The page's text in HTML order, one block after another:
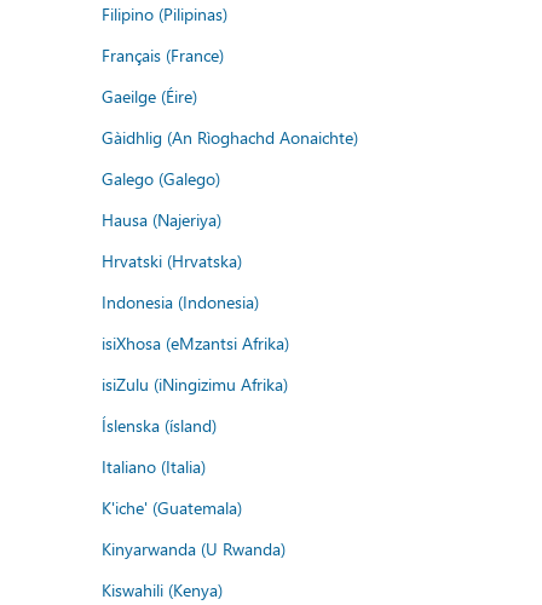
Filipino (Pilipinas)
Français (France)
Gaeilge (Éire)
Gàidhlig (An Rìoghachd Aonaichte)
Galego (Galego)
Hausa (Najeriya)
Hrvatski (Hrvatska)
Indonesia (Indonesia)
isiXhosa (eMzantsi Afrika)
isiZulu (iNingizimu Afrika)
Íslenska (ísland)
Italiano (Italia)
K'iche' (Guatemala)
Kinyarwanda (U Rwanda)
Kiswahili (Kenya)